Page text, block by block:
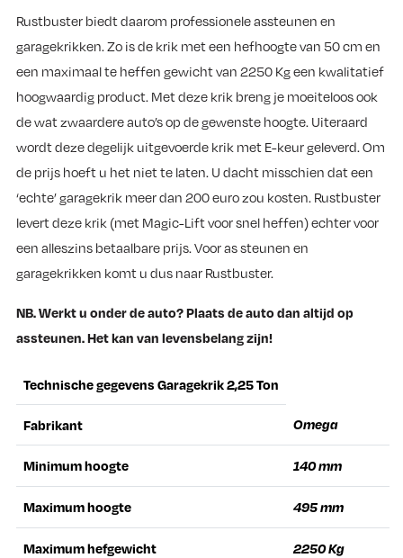
Rustbuster biedt daarom professionele assteunen en
garagekrikken. Zo is de krik met een hefhoogte van 50 cm en
een maximaal te heffen gewicht van 2250 Kg een kwalitatief
hoogwaardig product. Met deze krik breng je moeiteloos ook
de wat zwaardere auto’s op de gewenste hoogte. Uiteraard
wordt deze degelijk uitgevoerde krik met E-keur geleverd. Om
de prijs hoeft u het niet te laten. U dacht misschien dat een
‘echte’ garagekrik meer dan 200 euro zou kosten. Rustbuster
levert deze krik (met Magic-Lift voor snel heffen) echter voor
een alleszins betaalbare prijs. Voor as steunen en
garagekrikken komt u dus naar Rustbuster.
NB. Werkt u onder de auto? Plaats de auto dan altijd op
assteunen. Het kan van levensbelang zijn!
Technische gegevens Garagekrik 2,25 Ton
Fabrikant Omega
Minimum hoogte 140 mm
Maximum hoogte 495 mm
Maximum hefgewicht 2250 Kg